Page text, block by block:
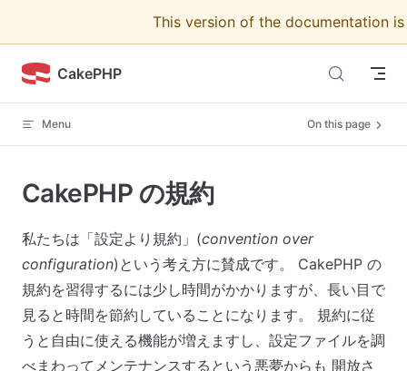
This version of the documentation
CakePHP
Menu On this page
CakePHP の規約
私たちは「設定より規約」(convention over
configuration)という考え方に賛成です。 CakePHP の
規約を習得するには少し時間がかかりますが、長い目で
見ると時間を節約していることになります。 規約に従
うと自由に使える機能が増えますし、設定ファイルを調
べまわってメンテナンスするという悪夢からも 開放さ